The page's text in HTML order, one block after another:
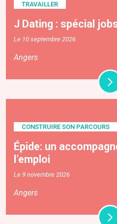
TRAVAILLER
J Dating : spécial
Le 10 septembre 2026
Angers
CONSTRUIRE SON PARCOURS
Épide: un
l’emploi
Le 9 novembre 2026
Angers